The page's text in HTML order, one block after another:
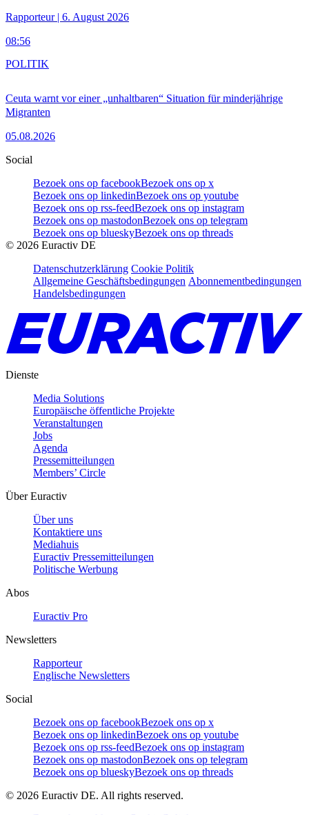
Rapporteur | 6. August 2026
08:56
Ceuta warnt vor einer „unhaltbaren“ Situation für minderjährige
Migranten
05.08.2026
POLITIK
Social
Bezoek ons op facebookBezoek ons op x
Bezoek ons op linkedinBezoek ons op youtube
Bezoek ons op rss-feedBezoek ons op instagram
Bezoek ons op mastodonBezoek ons op telegram
Bezoek ons op blueskyBezoek ons op threads
© 2026 Euractiv DE
Datenschutzerklärung Cookie Politik
Allgemeine Geschäftsbedingungen Abonnementbedingungen
Handelsbedingungen
Dienste
Media Solutions
Europäische öffentliche Projekte
Veranstaltungen
Jobs
Agenda
Pressemitteilungen
Members’ Circle
Über Euractiv
Über uns
Kontaktiere uns
Mediahuis
Euractiv Pressemitteilungen
Politische Werbung
Abos
Euractiv Pro
Newsletters
Rapporteur
Englische Newsletters
Social
Bezoek ons op facebookBezoek ons op x
Bezoek ons op linkedinBezoek ons op youtube
Bezoek ons op rss-feedBezoek ons op instagram
Bezoek ons op mastodonBezoek ons op telegram
Bezoek ons op blueskyBezoek ons op threads
© 2026 Euractiv DE. All rights reserved.